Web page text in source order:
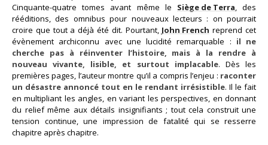
Cinquante-quatre tomes avant même le Siège de Terra, des
rééditions, des omnibus pour nouveaux lecteurs : on pourrait
croire que tout a déjà été dit. Pourtant, John French reprend cet
évènement archiconnu avec une lucidité remarquable : il ne
cherche pas à réinventer l’histoire, mais à la rendre à
nouveau vivante, lisible, et surtout implacable. Dès les
premières pages, l’auteur montre qu’il a compris l’enjeu : raconter
un désastre annoncé tout en le rendant irrésistible. Il le fait
en multipliant les angles, en variant les perspectives, en donnant
du relief même aux détails insignifiants ; tout cela construit une
tension continue, une impression de fatalité qui se resserre
chapitre après chapitre.